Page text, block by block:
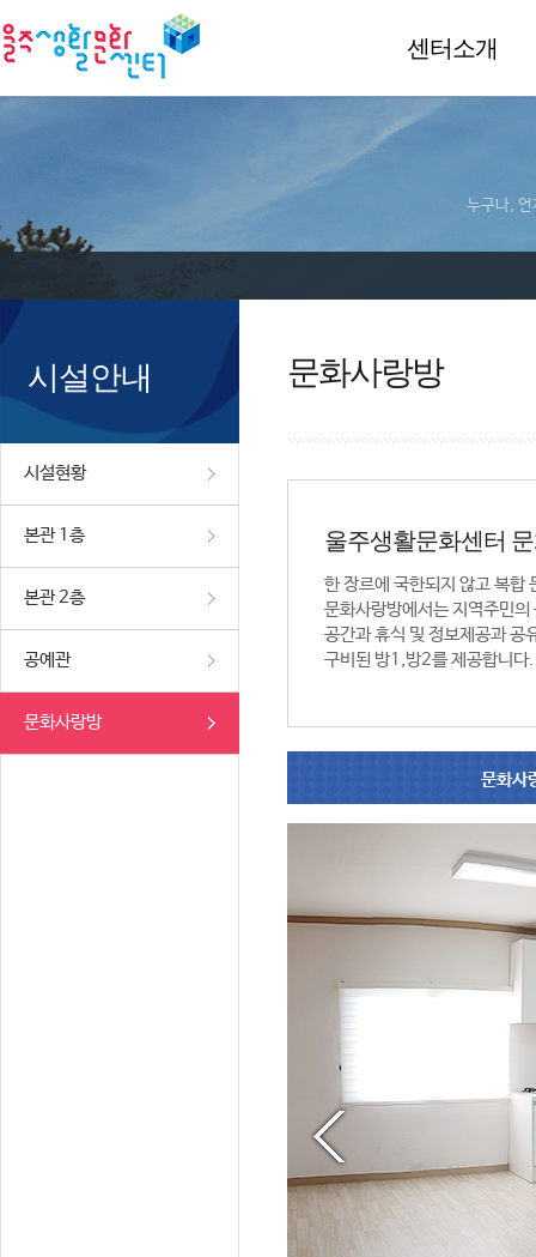
센터소개
누구나, 언
시설안내
시설현황
본관 1층
본관 2층
공예관
문화사랑방
문화사랑방
울주생활문화센터
한 장르에 국한되지 않고 복합
문화사랑방에서는 지역주민
공간과 휴식 및 정보제공과 공
구비된 방1,방2를 제공합니다.
문화사